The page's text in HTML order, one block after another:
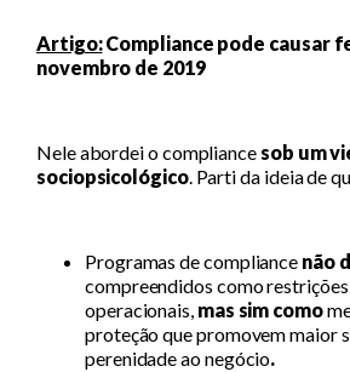
Artigo:Compliance pode causar
novembro de 2019
Nele abordei o compliancesob um
sociopsicológico. Parti da ideia de
Programas de compliance não
compreendidos como
operacionais, mas sim como
proteção que promovem maior
perenidade ao negócio.